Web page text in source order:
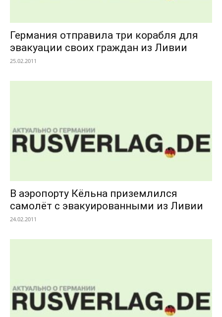
Германия отправила три корабля для
эвакуации своих граждан из Ливии
25.02.2011
В аэропорту Кёльна приземлился
самолёт с эвакуированными из Ливии
24.02.2011